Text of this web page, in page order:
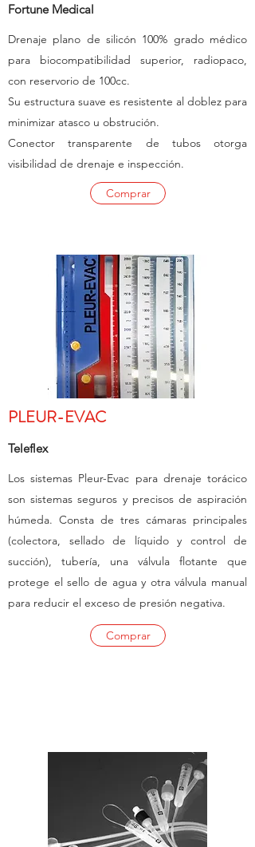
Fortune Medical
Drenaje plano de silicón 100% grado médico
para biocompatibilidad superior, radiopaco,
con reservorio de 100cc.
Su estructura suave es resistente al doblez para
minimizar atasco u obstrución.
Conector transparente de tubos otorga
visibilidad de drenaje e inspección.
Comprar
PLEUR-EVAC
Teleflex
Los sistemas Pleur-Evac para drenaje torácico
son sistemas seguros y precisos de aspiración
húmeda. Consta de tres cámaras principales
(colectora, sellado de líquido y control de
succión), tubería, una válvula flotante que
protege el sello de agua y otra válvula manual
para reducir el exceso de presión negativa.
Comprar